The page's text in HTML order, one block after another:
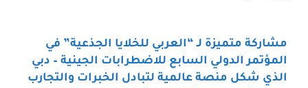
مشاركة متميزة لـ “العربي للخلايا الجذعية” في
المؤتمر الدولي السابع للاضطرابات الجينية – دبي
الذي شكل منصة عالمية لتبادل الخبرات والتجارب